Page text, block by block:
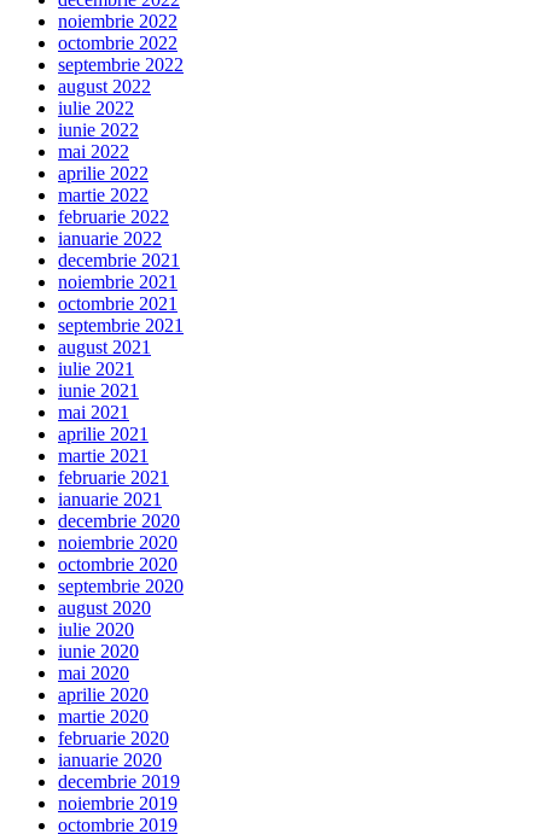
noiembrie 2022
octombrie 2022
septembrie 2022
august 2022
iulie 2022
iunie 2022
mai 2022
aprilie 2022
martie 2022
februarie 2022
ianuarie 2022
decembrie 2021
noiembrie 2021
octombrie 2021
septembrie 2021
august 2021
iulie 2021
iunie 2021
mai 2021
aprilie 2021
martie 2021
februarie 2021
ianuarie 2021
decembrie 2020
noiembrie 2020
octombrie 2020
septembrie 2020
august 2020
iulie 2020
iunie 2020
mai 2020
aprilie 2020
martie 2020
februarie 2020
ianuarie 2020
decembrie 2019
noiembrie 2019
octombrie 2019